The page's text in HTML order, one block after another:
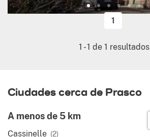
1
1 -1 de 1 resultados
Ciudades cerca de Prasco
A menos de 5 km
Cassinelle (2)